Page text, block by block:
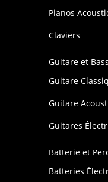
Pianos
Claviers
Guitare et
Guitare
Guitare
Guitares
Batterie et
Batteries